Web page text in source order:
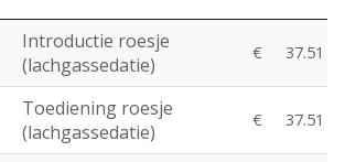
Introductie roesje
(lachgassedatie)
€ 37.51
Toediening roesje
(lachgassedatie)
€ 37.51